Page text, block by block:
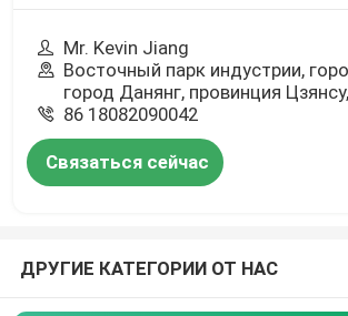
Mr. Kevin Jiang
Восточный парк индустрии,
город Данянг, провинция
86 18082090042
Связаться сейчас
ДРУГИЕ КАТЕГОРИИ ОТ НАС